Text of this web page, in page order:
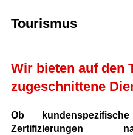
Tourismus
Wir bieten auf den
zugeschnittene
Ob